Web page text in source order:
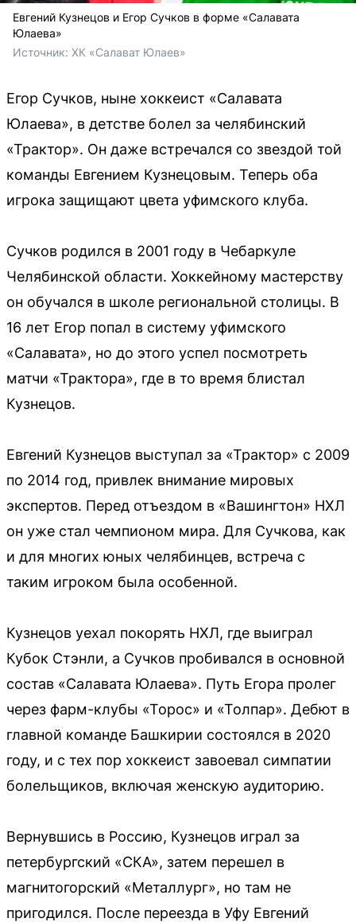
Евгений Кузнецов и Егор Сучков в форме «Салавата
Юлаева»
Источник: ХК «Салават Юлаев»
Егор Сучков, ныне хоккеист «Салавата
Юлаева», в детстве болел за челябинский
«Трактор». Он даже встречался со звездой той
команды Евгением Кузнецовым. Теперь оба
игрока защищают цвета уфимского клуба.
Сучков родился в 2001 году в Чебаркуле
Челябинской области. Хоккейному мастерству
он обучался в школе региональной столицы. В
16 лет Егор попал в систему уфимского
«Салавата», но до этого успел посмотреть
матчи «Трактора», где в то время блистал
Кузнецов.
Евгений Кузнецов выступал за «Трактор» с 2009
по 2014 год, привлек внимание мировых
экспертов. Перед отъездом в «Вашингтон» НХЛ
он уже стал чемпионом мира. Для Сучкова, как
и для многих юных челябинцев, встреча с
таким игроком была особенной.
Кузнецов уехал покорять НХЛ, где выиграл
Кубок Стэнли, а Сучков пробивался в основной
состав «Салавата Юлаева». Путь Егора пролег
через фарм-клубы «Торос» и «Толпар». Дебют в
главной команде Башкирии состоялся в 2020
году, и с тех пор хоккеист завоевал симпатии
болельщиков, включая женскую аудиторию.
Вернувшись в Россию, Кузнецов играл за
петербургский «СКА», затем перешел в
магнитогорский «Металлург», но там не
пригодился. После переезда в Уфу Евгений